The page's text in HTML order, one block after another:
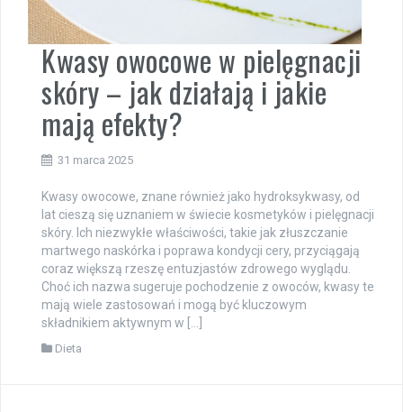
Kwasy owocowe w pielęgnacji
skóry – jak działają i jakie
mają efekty?
31 marca 2025
Kwasy owocowe, znane również jako hydroksykwasy, od
lat cieszą się uznaniem w świecie kosmetyków i pielęgnacji
skóry. Ich niezwykłe właściwości, takie jak złuszczanie
martwego naskórka i poprawa kondycji cery, przyciągają
coraz większą rzeszę entuzjastów zdrowego wyglądu.
Choć ich nazwa sugeruje pochodzenie z owoców, kwasy te
mają wiele zastosowań i mogą być kluczowym
składnikiem aktywnym w […]
Dieta